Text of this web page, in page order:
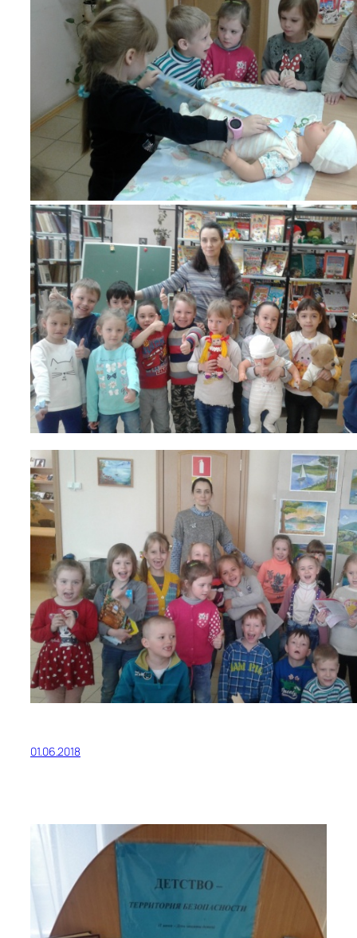
01.06.2018